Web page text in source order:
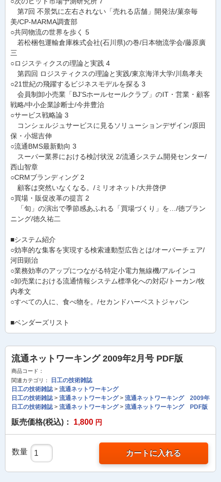
第7回 不景気に左右されない「売れる店舗」開発法/菓奈毎
美/CP-MARMA調査部
○共同物流の世界を歩く 5
若松梱包運輸倉庫株式会社(石川県)の巻/日本物流学会/藤原廣
三
○ロジスティクスの理論と実践 4
第四回 ロジスティクスの理論と実践/東京海洋大学/川島孝夫
○21世紀の飛躍するビジネスモデルを探る 3
会員制卸小売業「BJ'Sホールセールクラブ」のIT・営業・顧客
戦略/中小企業診断士/今井豊治
○サービス戦略論 3
コンシェルジュサービスに見るソリューションデザイン/原田
保・小堀吉伸
○流通BMS最新動向 3
スーパー業界における検討状況 2/流通システム開発センター/
西山智章
○CRMブランディング 2
顧客は突然いなくなる。/ミリオネット/大井啓伊
○買場・販促改革の提言 2
「旬」の演出で季節感あふれる「買場づくり」を…/徳プラン
ニング/徳久祐二
■システム紹介
○効率的な集客を実現する検索連動型広告とは/オーバーチェア/
河田顕治
○業務効率のアップにつながる特定小電力無線機/アルインコ
○卸売業における流通情報システム標準化への対応/トーカン/牧
内孝文
○すべての人に、食べ物を。/セカンドハーベストジャパン
■ベンダーズリスト
流通ネットワーキング 2009年2月号 PDF版
商品コード：
関連カテゴリ：
日工の技術雑誌
日工の技術雑誌> 流通ネットワーキング
日工の技術雑誌> 流通ネットワーキング> 流通ネットワーキング 2009年
日工の技術雑誌> 流通ネットワーキング> 流通ネットワーキング PDF版
販売価格(税込)： 1,800 円
数量 カートに入れる